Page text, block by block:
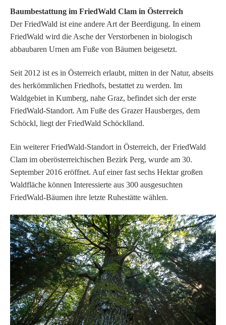
Baumbestattung im FriedWald Clam in Österreich
Der FriedWald ist eine andere Art der Beerdigung. In einem
FriedWald wird die Asche der Verstorbenen in biologisch
abbaubaren Urnen am Fuße von Bäumen beigesetzt.
Seit 2012 ist es in Österreich erlaubt, mitten in der Natur, abseits
des herkömmlichen Friedhofs, bestattet zu werden. Im
Waldgebiet in Kumberg, nahe Graz, befindet sich der erste
FriedWald-Standort. Am Fuße des Grazer Hausberges, dem
Schöckl, liegt der FriedWald Schöcklland.
Ein weiterer FriedWald-Standort in Österreich, der FriedWald
Clam im oberösterreichischen Bezirk Perg, wurde am 30.
September 2016 eröffnet. Auf einer fast sechs Hektar großen
Waldfläche können Interessierte aus 300 ausgesuchten
FriedWald-Bäumen ihre letzte Ruhestätte wählen.